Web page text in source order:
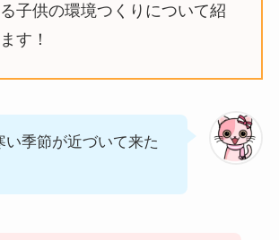
子供の環境つくりについて紹
す！
い季節が近づいて来た